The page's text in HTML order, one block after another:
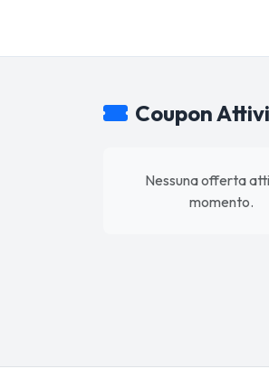
Coupon Attivi
Nessuna offerta
momento.